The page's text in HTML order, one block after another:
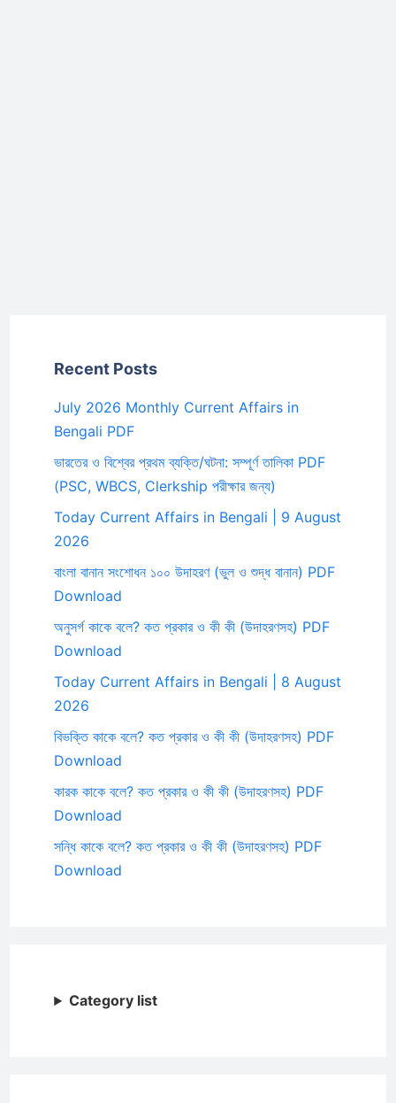
Recent Posts
July 2026 Monthly Current Affairs in
Bengali PDF
ভারতের ও বিশ্বের প্রথম ব্যক্তি/ঘটনা: সম্পূর্ণ তালিকা PDF
(PSC, WBCS, Clerkship পরীক্ষার জন্য)
Today Current Affairs in Bengali | 9 August
2026
বাংলা বানান সংশোধন ১০০ উদাহরণ (ভুল ও শুদ্ধ বানান) PDF
Download
অনুসর্গ কাকে বলে? কত প্রকার ও কী কী (উদাহরণসহ) PDF
Download
Today Current Affairs in Bengali | 8 August
2026
বিভক্তি কাকে বলে? কত প্রকার ও কী কী (উদাহরণসহ) PDF
Download
কারক কাকে বলে? কত প্রকার ও কী কী (উদাহরণসহ) PDF
Download
সন্ধি কাকে বলে? কত প্রকার ও কী কী (উদাহরণসহ) PDF
Download
Category list